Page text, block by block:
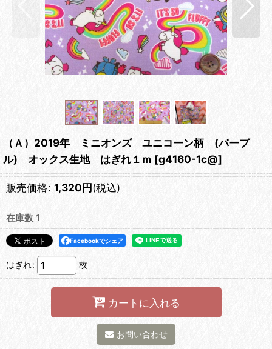
（Ａ）2019年 ミニオンズ ユニコーン柄 (パープ
ル) オックス生地 はぎれ１ｍ [g4160-1c@]
販売価格: 1,320円(税込)
在庫数 1
Facebookでシェア
はぎれ: 枚
カートに入れる
お問い合わせ